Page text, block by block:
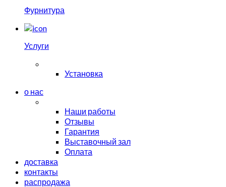
Фурнитура
Услуги
Установка
о нас
Наши работы
Отзывы
Гарантия
Выставочный зал
Оплата
доставка
контакты
распродажа